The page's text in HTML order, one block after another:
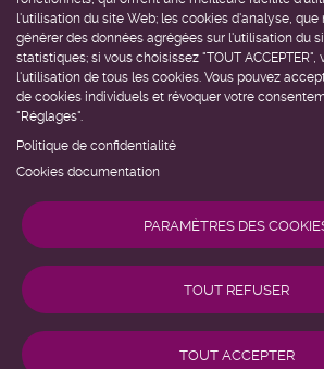
Être accompagné
Trouver un service près de chez
Demander de l'aide
-
Mentions légales
l'utilisation du site Web; les cookies d'analyse, que
générer des données agrégées sur l'utilisation du
statistiques; si vous choisissez "TOUT ACCEPTER",
l'utilisation de tous les cookies. Vous pouvez
de cookies individuels et révoquer votre
"Réglages".
Politique de confidentialité
Cookies documentation
PARAMÈTRES DES
TOUT REFUSER
TOUT ACCEPTER